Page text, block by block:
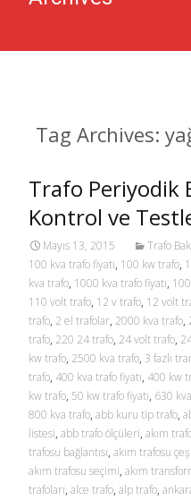
Tag Archives:
Trafo Periyodik
Kontrol ve
Mayıs 13, 2015 Trafo
100 kva trafo fiyatı, 100 kw trafo,
kva trafo, 1000 kva trafo fiyatı,
110 volt trafo, 12 v trafo, 12 volt
trafo, 2 el trafolar, 2000 kva trafo,
trafo, 220 24 trafo, 24 volt trafo,
kw trafo, 2500 kva trafo, 3 fazlı
trafo, 400 kva trafo fiyatı, 400 kw
kw trafo, 50 kw trafo fiyatı, 630
800 kva trafo, abb kuru tip trafo,
listesi, abb trafo ölçüleri, akım
trafosu bağlantısı, akım trafosu
akım trafosu seçimi, akım
trafoları, alce trafo, alp trafo,